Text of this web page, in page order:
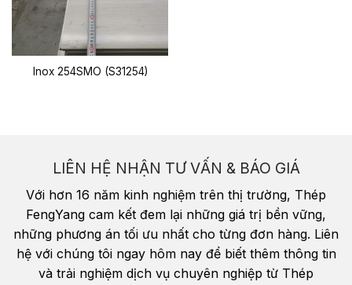
Inox 254SMO (S31254)
LIÊN HỆ NHẬN TƯ VẤN & BÁO GIÁ
Với hơn 16 năm kinh nghiệm trên thị trường, Thép
FengYang cam kết đem lại những giá trị bền vững,
những phương án tối ưu nhất cho từng đơn hàng. Liên
hệ với chúng tôi ngay hôm nay để biết thêm thông tin
và trải nghiệm dịch vụ chuyên nghiệp từ Thép